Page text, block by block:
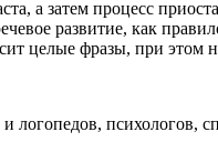
а затем процесс
развитие, как
целые фразы, при этом
и логопедов,